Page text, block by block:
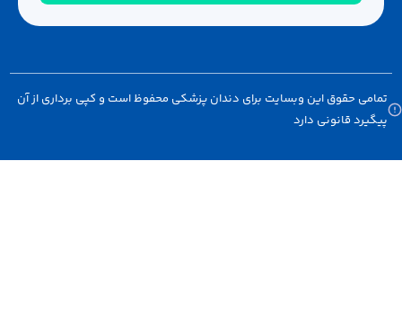
حقوق این وبسایت برای دندان پزشکی محفوظ است و کپی برداری از آن
قانونی دارد